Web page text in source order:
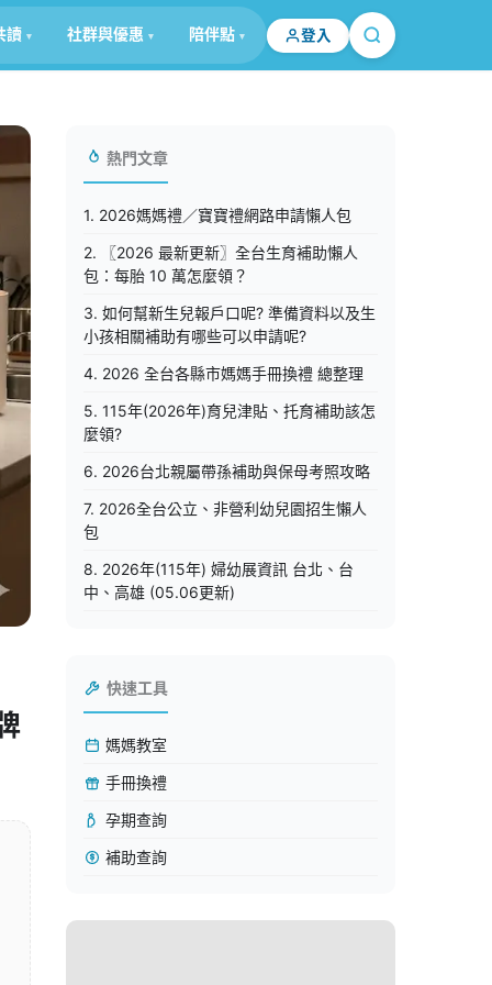
讀 社群與優惠 陪伴點 登入
熱門文章
1. 2026媽媽禮／寶寶禮網路申請懶人包
2. 〖2026 最新更新〗全台生育補助懶人
包：每胎 10 萬怎麼領？
3. 如何幫新生兒報戶口呢? 準備資料以及生
小孩相關補助有哪些可以申請呢?
4. 2026 全台各縣市媽媽手冊換禮 總整理
5. 115年(2026年)育兒津貼、托育補助該怎
麼領?
6. 2026台北親屬帶孫補助與保母考照攻略
7. 2026全台公立、非營利幼兒園招生懶人
包
8. 2026年(115年) 婦幼展資訊 台北、台
中、高雄 (05.06更新)
快速工具
媽媽教室
手冊換禮
孕期查詢
補助查詢